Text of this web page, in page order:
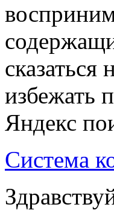
избежать
Яндекс
Система